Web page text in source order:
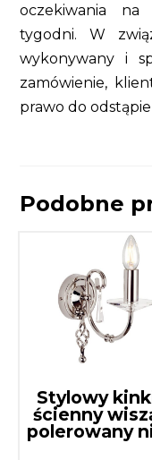
oczekiwania
tygodni. W
wykonywany i
zamówienie,
prawo do
Podobne
Stylowy
ścienny
polerowany